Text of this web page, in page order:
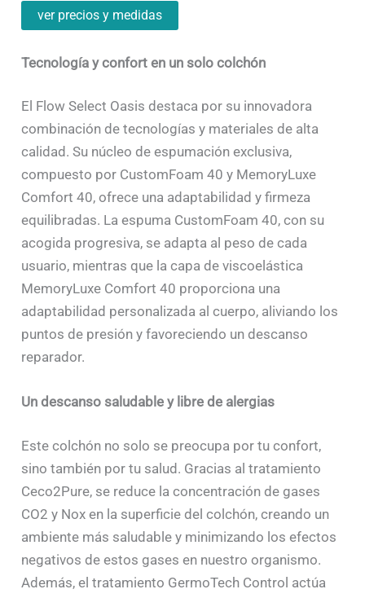
ver precios y medidas
Tecnología y confort en un solo colchón
El Flow Select Oasis destaca por su innovadora
combinación de tecnologías y materiales de alta
calidad. Su núcleo de espumación exclusiva,
compuesto por CustomFoam 40 y MemoryLuxe
Comfort 40, ofrece una adaptabilidad y firmeza
equilibradas. La espuma CustomFoam 40, con su
acogida progresiva, se adapta al peso de cada
usuario, mientras que la capa de viscoelástica
MemoryLuxe Comfort 40 proporciona una
adaptabilidad personalizada al cuerpo, aliviando los
puntos de presión y favoreciendo un descanso
reparador.
Un descanso saludable y libre de alergias
Este colchón no solo se preocupa por tu confort,
sino también por tu salud. Gracias al tratamiento
Ceco2Pure, se reduce la concentración de gases
CO2 y Nox en la superficie del colchón, creando un
ambiente más saludable y minimizando los efectos
negativos de estos gases en nuestro organismo.
Además, el tratamiento GermoTech Control actúa